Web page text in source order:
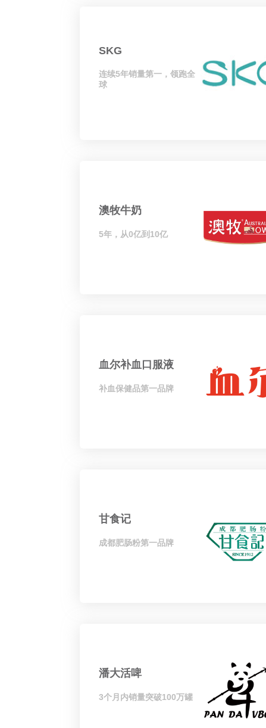
SKG
连续5年销量第一，领跑全
球
澳牧牛奶
5年，从0亿到10亿
血尔补血口服液
补血保健品第一品牌
甘食记
成都肥肠粉第一品牌
潘大活啤
3个月内销量突破100万罐